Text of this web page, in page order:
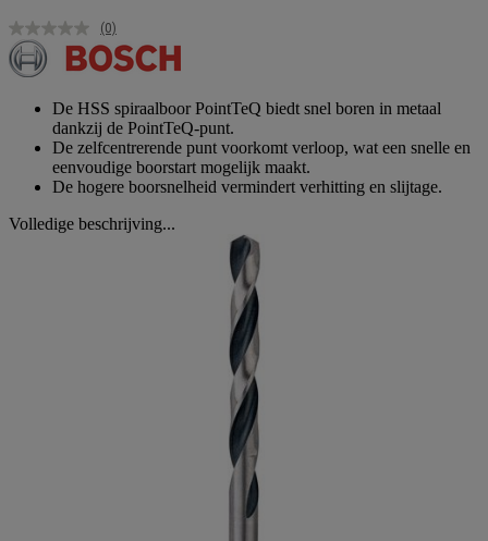
Geen
scorewaarde.
Dezelfde
(0)
De HSS spiraalboor PointTeQ biedt snel boren in metaal
dankzij de PointTeQ-punt.
De zelfcentrerende punt voorkomt verloop, wat een snelle en
eenvoudige boorstart mogelijk maakt.
De hogere boorsnelheid vermindert verhitting en slijtage.
Volledige beschrijving...